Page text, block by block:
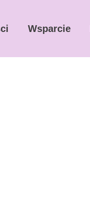
Wsparcie